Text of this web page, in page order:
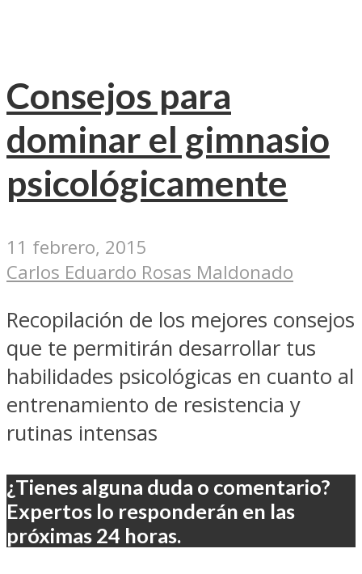
Consejos para
dominar el gimnasio
psicológicamente
11 febrero, 2015
Carlos Eduardo Rosas Maldonado
Recopilación de los mejores consejos
que te permitirán desarrollar tus
habilidades psicológicas en cuanto al
entrenamiento de resistencia y
rutinas intensas
¿Tienes alguna duda o comentario?
Expertos lo responderán en las
próximas 24 horas.